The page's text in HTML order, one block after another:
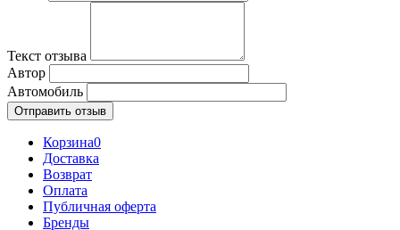
Текст отзыва
Автор
Автомобиль
Отправить отзыв
Корзина0
Доставка
Возврат
Оплата
Публичная оферта
Бренды